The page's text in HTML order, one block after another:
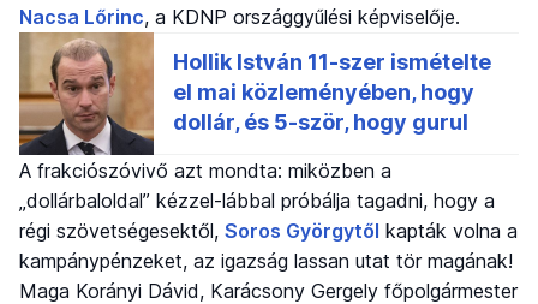
Nacsa Lőrinc, a KDNP országgyűlési képviselője.
A frakciószóvivő azt mondta: miközben a
„dollárbaloldal” kézzel-lábbal próbálja tagadni, hogy a
régi szövetségesektől, Soros Györgytől kapták volna a
kampánypénzeket, az igazság lassan utat tör magának!
Maga Korányi Dávid, Karácsony Gergely főpolgármester